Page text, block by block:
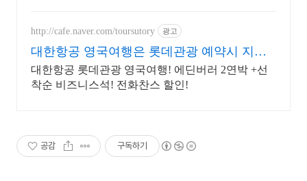
http://cafe.naver.com/toursutory 광고
대한항공 영국여행은 롯데관광 예약시 지점
할인
대한항공 롯데관광 영국여행! 에딘버러 2연박 +선
착순 비즈니스석! 전화찬스 할인!
공감 구독하기